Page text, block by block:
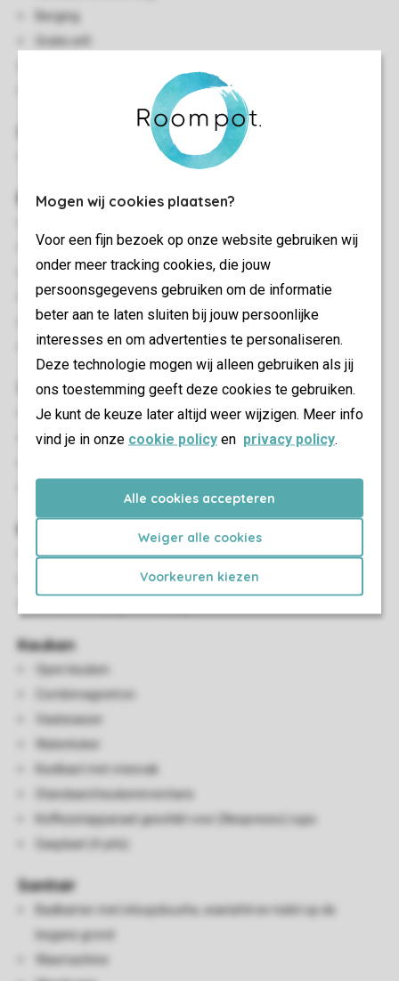
Mogen wij cookies plaatsen?
Voor een fijn bezoek op onze website gebruiken wij
onder meer tracking cookies, die jouw
persoonsgegevens gebruiken om de informatie
beter aan te laten sluiten bij jouw persoonlijke
interesses en om advertenties te personaliseren.
Deze technologie mogen wij alleen gebruiken als jij
ons toestemming geeft deze cookies te gebruiken.
Je kunt de keuze later altijd weer wijzigen. Meer info
vind je in onze cookie policy en privacy policy.
Alle cookies accepteren
Weiger alle cookies
Voorkeuren kiezen
Berging
Gratis wifi
Slaapkamer met 2-persoonsbed
Buiten
Hottub
Veranda
Loungeset
Picknicktafel
Maximaal één auto parkeren bij de accommodatie
Woon-/eetkamer
Zithoek
Eethoek
Kindervoorzieningen
Campingbedje (tegen betaling)
Bedlinnen voor het babybedje is niet aanwezig
Keuken
Open keuken
Combimagnetron
Vaatwasser
Waterkoker
Koelkast met vriesvak
Standaard keukeninventaris
Koffiezetapparaat geschikt voor (Nespresso) cups
Gasplaat (4-pits)
Sanitair
Badkamer met inloopdouche, wastafel en toilet op de
begane grond
Wasmachine